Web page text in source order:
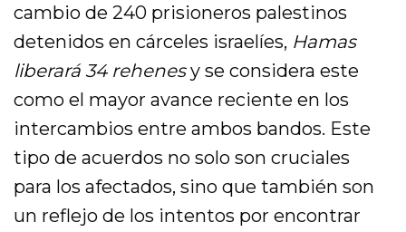
cambio de 240 prisioneros palestinos
detenidos en cárceles israelíes, Hamas
liberará 34 rehenesy se considera este
como el mayor avance reciente en los
intercambios entre ambos bandos. Este
tipo de acuerdos no solo son cruciales
para los afectados, sino que también son
un reflejo de los intentos por encontrar